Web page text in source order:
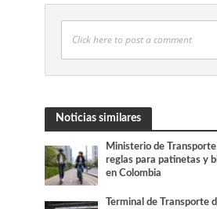
Click here to post a comment
Noticias similares
Ministerio de
reglas para patinetas y
en Colombia
Terminal de Transporte